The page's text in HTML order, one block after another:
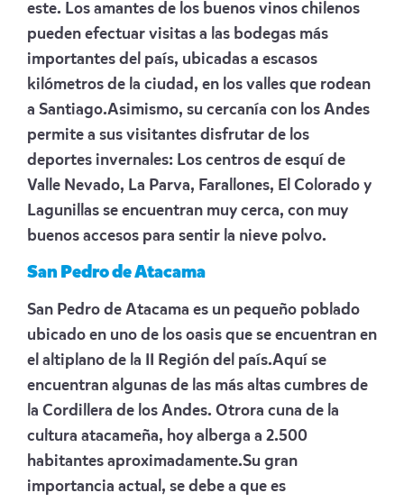
este. Los amantes de los buenos vinos chilenos
pueden efectuar visitas a las bodegas más
importantes del país, ubicadas a escasos
kilómetros de la ciudad, en los valles que rodean
a Santiago.Asimismo, su cercanía con los Andes
permite a sus visitantes disfrutar de los
deportes invernales: Los centros de esquí de
Valle Nevado, La Parva, Farallones, El Colorado y
Lagunillas se encuentran muy cerca, con muy
buenos accesos para sentir la nieve polvo.
San Pedro de Atacama
San Pedro de Atacama es un pequeño poblado
ubicado en uno de los oasis que se encuentran en
el altiplano de la II Región del país.Aquí se
encuentran algunas de las más altas cumbres de
la Cordillera de los Andes. Otrora cuna de la
cultura atacameña, hoy alberga a 2.500
habitantes aproximadamente.Su gran
importancia actual, se debe a que es